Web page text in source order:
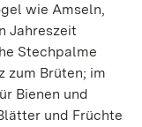
wie Amseln,
Jahreszeit
Stechpalme
zum Brüten; im
Bienen und
und Früchte